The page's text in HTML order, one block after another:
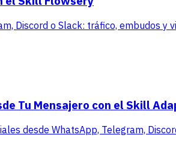
Discord o Slack: tráfico, embudos y
Tu Mensajero con el Skill
desde WhatsApp, Telegram,